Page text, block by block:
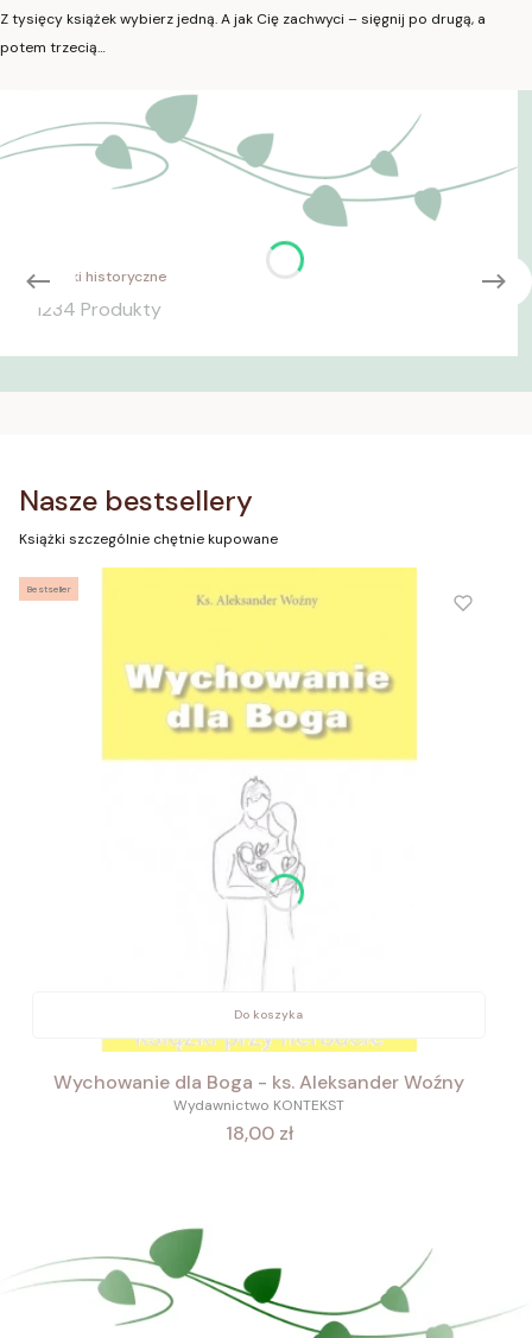
Z tysięcy książek wybierz jedną. A jak Cię zachwyci – sięgnij po drugą, a
potem trzecią…
Książki historyczne
1234 Produkty
Nasze bestsellery
Książki szczególnie chętnie kupowane
Bestseller
Do koszyka
Wychowanie dla Boga - ks. Aleksander Woźny
Wydawnictwo KONTEKST
Cena
18,00 zł